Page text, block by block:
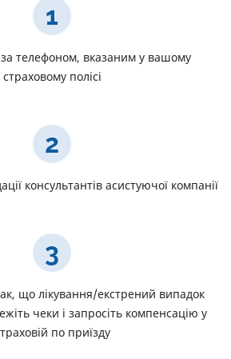
1
телефоном, вказаним у вашому
страховому полісі
2
консультантів асистуючої компанії
3
що лікування/екстрений випадок
чеки і запросіть компенсацію у
по приїзду